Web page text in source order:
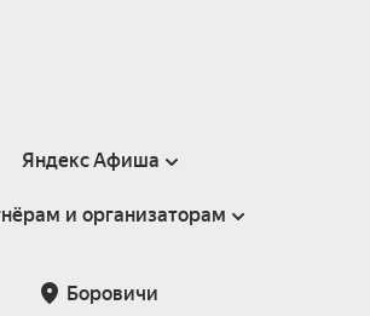
Яндекс Афиша
Справка
Подарочные сертификаты
и организаторам
Боровичи